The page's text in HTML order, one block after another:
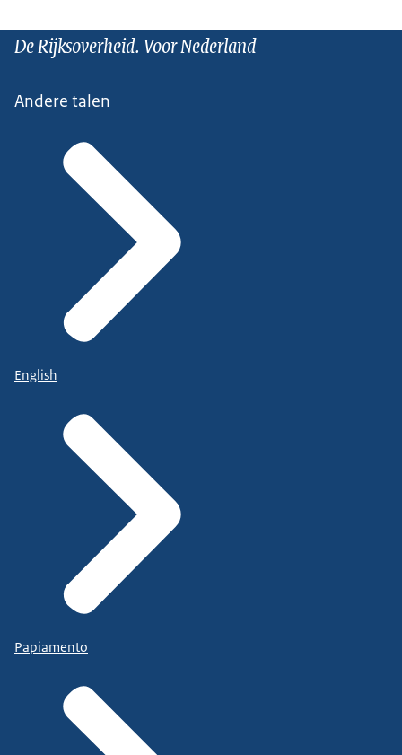
De Rijksoverheid. Voor Nederland
Andere talen
English
Papiamento